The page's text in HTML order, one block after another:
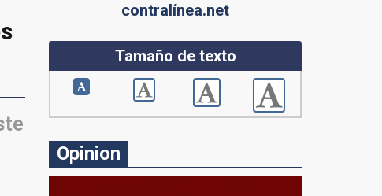
contralínea.net
Tamaño de texto
Opinion